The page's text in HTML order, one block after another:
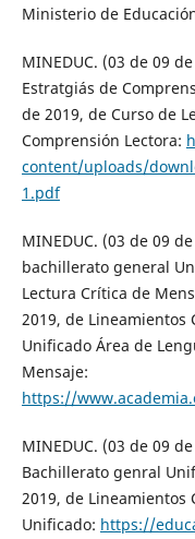
Ministerio de
MINEDUC. (03 de 09
Estratgiás de
de 2019, de Curso de
Comprensión Lectora:
content/uploads/
1.pdf
MINEDUC. (03 de 09
bachillerato general
Lectura Crítica de
2019, de Lineamientos
Unificado Área de
Mensaje:
https://
MINEDUC. (03 de 09
Bachillerato genral
2019, de
Unificado: https://